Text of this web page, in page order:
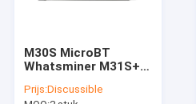
M30S MicroBT
Whatsminer M31S+
Algoritme 3268W
Prijs:Discussible